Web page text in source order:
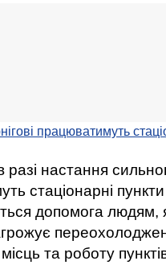
працюватимуть
разі настання
стаціонарні пункти
допомога людям,
та роботу пунктів